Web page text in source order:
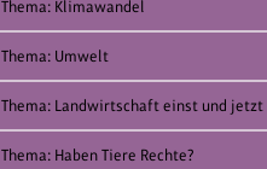
Thema: Klimawandel
Thema: Umwelt
Thema: Landwirtschaft einst und jetzt
Thema: Haben Tiere Rechte?